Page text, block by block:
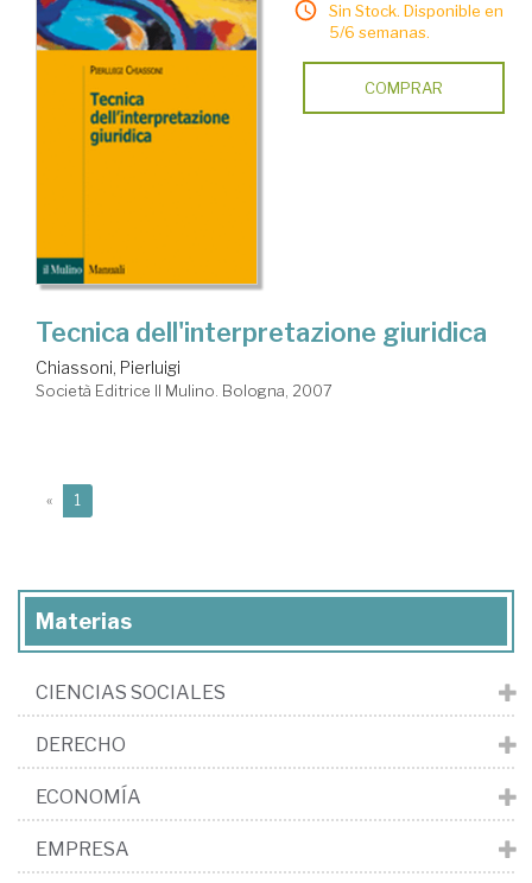
Sin Stock. Disponible en
5/6 semanas.
COMPRAR
Tecnica dell'interpretazione giuridica
Chiassoni, Pierluigi
Società Editrice Il Mulino. Bologna, 2007
« 1
Materias
CIENCIAS SOCIALES
DERECHO
ECONOMÍA
EMPRESA